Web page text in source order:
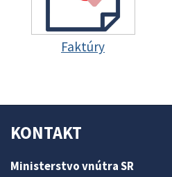
Faktúry
KONTAKT
Ministerstvo vnútra SR